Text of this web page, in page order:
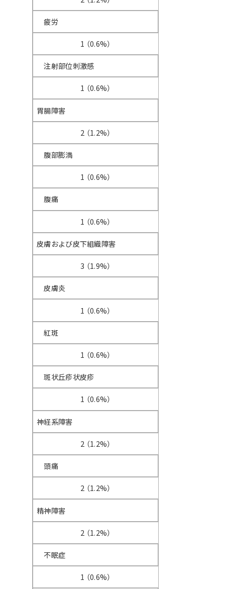
疲労
1 （0.6%）
注射部位刺激感
1 （0.6%）
胃腸障害
2 （1.2%）
腹部膨満
1 （0.6%）
腹痛
1 （0.6%）
皮膚および皮下組織障害
3 （1.9%）
皮膚炎
1 （0.6%）
紅斑
1 （0.6%）
斑状丘疹状皮疹
1 （0.6%）
神経系障害
2 （1.2%）
頭痛
2 （1.2%）
精神障害
2 （1.2%）
不眠症
1 （0.6%）